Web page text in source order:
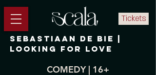
Tickets
Sebastiaan de bie |
Looking for love
COMEDY | 16+